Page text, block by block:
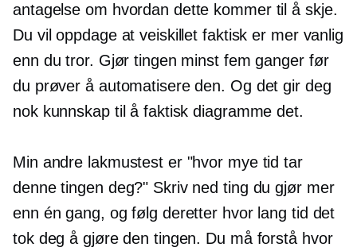
antagelse om hvordan dette kommer til å skje.
Du vil oppdage at veiskillet faktisk er mer vanlig
enn du tror. Gjør tingen minst fem ganger før
du prøver å automatisere den. Og det gir deg
nok kunnskap til å faktisk diagramme det.
Min andre lakmustest er "hvor mye tid tar
denne tingen deg?" Skriv ned ting du gjør mer
enn én gang, og følg deretter hvor lang tid det
tok deg å gjøre den tingen. Du må forstå hvor